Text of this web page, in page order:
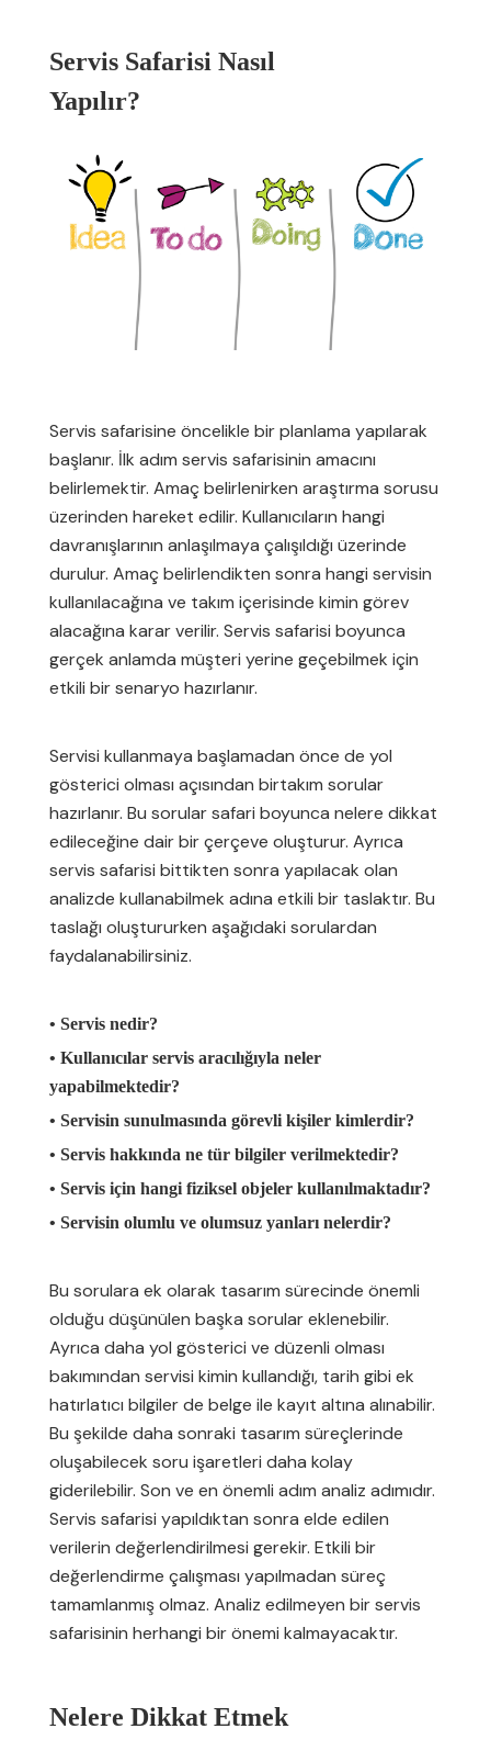
Servis Safarisi Nasıl
Yapılır?
Servis safarisine öncelikle bir planlama yapılarak
başlanır. İlk adım servis safarisinin amacını
belirlemektir. Amaç belirlenirken araştırma sorusu
üzerinden hareket edilir. Kullanıcıların hangi
davranışlarının anlaşılmaya çalışıldığı üzerinde
durulur. Amaç belirlendikten sonra hangi servisin
kullanılacağına ve takım içerisinde kimin görev
alacağına karar verilir. Servis safarisi boyunca
gerçek anlamda müşteri yerine geçebilmek için
etkili bir senaryo hazırlanır.
Servisi kullanmaya başlamadan önce de yol
gösterici olması açısından birtakım sorular
hazırlanır. Bu sorular safari boyunca nelere dikkat
edileceğine dair bir çerçeve oluşturur. Ayrıca
servis safarisi bittikten sonra yapılacak olan
analizde kullanabilmek adına etkili bir taslaktır. Bu
taslağı oluştururken aşağıdaki sorulardan
faydalanabilirsiniz.
• Servis nedir?
• Kullanıcılar servis aracılığıyla neler
yapabilmektedir?
• Servisin sunulmasında görevli kişiler kimlerdir?
• Servis hakkında ne tür bilgiler verilmektedir?
• Servis için hangi fiziksel objeler kullanılmaktadır?
• Servisin olumlu ve olumsuz yanları nelerdir?
Bu sorulara ek olarak tasarım sürecinde önemli
olduğu düşünülen başka sorular eklenebilir.
Ayrıca daha yol gösterici ve düzenli olması
bakımından servisi kimin kullandığı, tarih gibi ek
hatırlatıcı bilgiler de belge ile kayıt altına alınabilir.
Bu şekilde daha sonraki tasarım süreçlerinde
oluşabilecek soru işaretleri daha kolay
giderilebilir. Son ve en önemli adım analiz adımıdır.
Servis safarisi yapıldıktan sonra elde edilen
verilerin değerlendirilmesi gerekir. Etkili bir
değerlendirme çalışması yapılmadan süreç
tamamlanmış olmaz. Analiz edilmeyen bir servis
safarisinin herhangi bir önemi kalmayacaktır.
Nelere Dikkat Etmek